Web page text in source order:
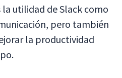
utilidad de Slack como
pero también
la productividad